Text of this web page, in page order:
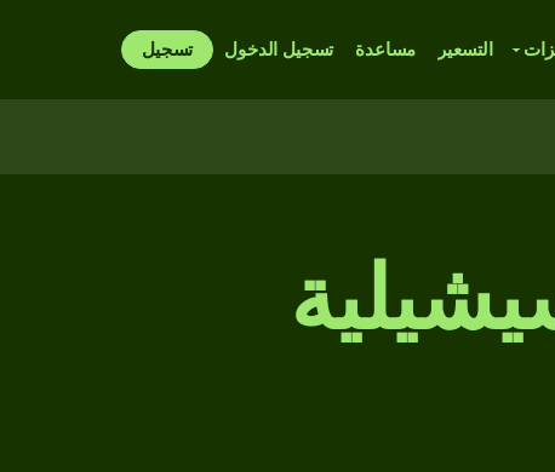
التسعير مساعدة تسجيل الدخول تسجيل